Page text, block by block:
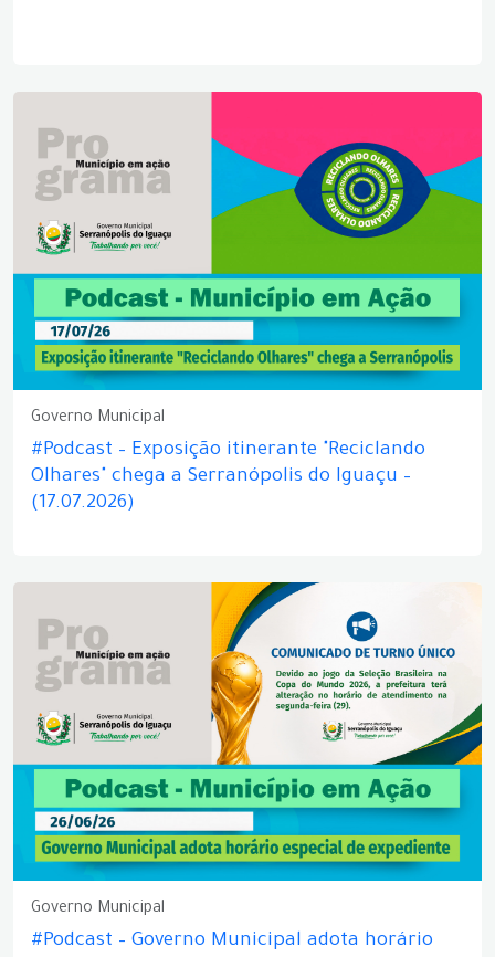
Governo Municipal
#Podcast – Exposição itinerante "Reciclando
Olhares" chega a Serranópolis do Iguaçu –
(17.07.2026)
Governo Municipal
#Podcast – Governo Municipal adota horário